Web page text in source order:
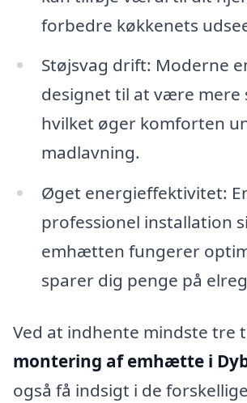
forbedre køkkenets
Støjsvag drift: Moderne
designet til at være mere
hvilket øger komforten
madlavning.
Øget energieffektivitet:
professionel installation
emhætten fungerer
sparer dig penge på
Ved at indhente mindste tre
montering af emhætte i
også få indsigt i de